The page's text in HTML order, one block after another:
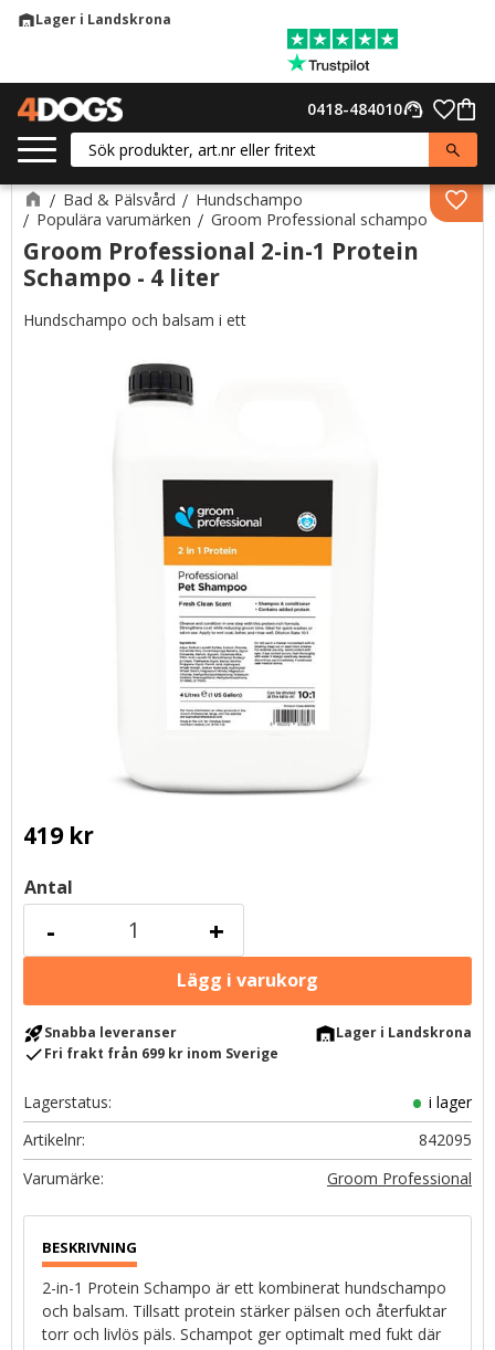
warehouseLager i Landskrona
support_agent
0418-484010
Bad & Pälsvård
Hundschampo
Populära varumärken
Groom Professional schampo
Groom Professional 2-in-1 Protein
Schampo - 4 liter
Hundschampo och balsam i ett
419kr
Antal
+
-
rocket_launchSnabba leveranser warehouseLager i Landskrona
checkFri frakt från 699 kr inom Sverige
Lagerstatus
i lager
Artikelnr
842095
Groom Professional
2-in-1 Protein Schampo är ett kombinerat hundschampo
och balsam. Tillsatt protein stärker pälsen och återfuktar
torr och livlös päls. Schampot ger optimalt med fukt där